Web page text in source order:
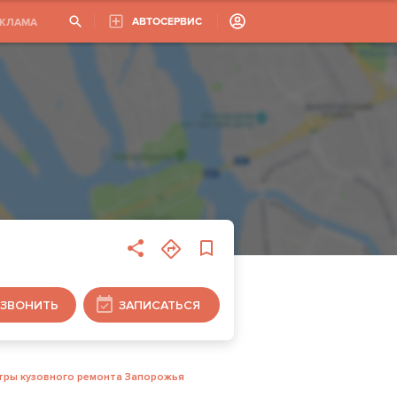
АВТОСЕРВИС
ЗАПИСАТЬСЯ
кузовного ремонта Запорожья